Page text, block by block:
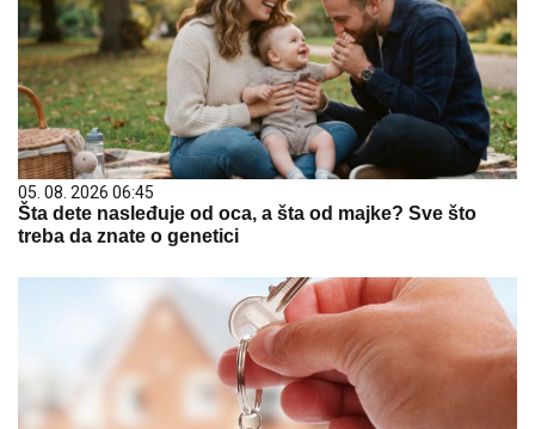
05. 08. 2026 06:45
Šta dete nasleđuje od oca, a šta od majke? Sve što
treba da znate o genetici